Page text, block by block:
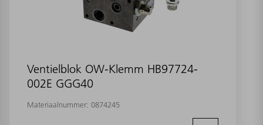
Ventielblok OW-Klemm HB97724-
002E GGG40
Materiaalnummer: 0874245